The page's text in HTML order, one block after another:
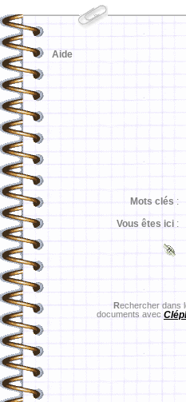
Aide
Mots clés :
Vous êtes ici :
Rechercher dans
documents avec